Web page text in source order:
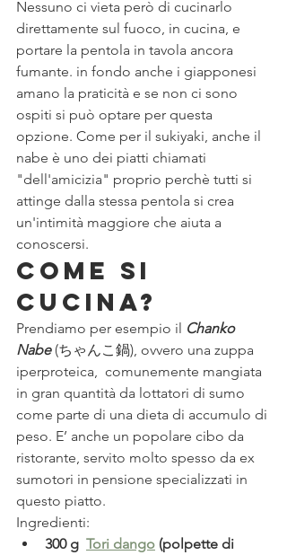
Nessuno ci vieta però di cucinarlo
direttamente sul fuoco, in cucina, e
portare la pentola in tavola ancora
fumante. in fondo anche i giapponesi
amano la praticità e se non ci sono
ospiti si può optare per questa
opzione. Come per il sukiyaki, anche il
nabe è uno dei piatti chiamati
"dell'amicizia" proprio perchè tutti si
attinge dalla stessa pentola si crea
un'intimità maggiore che aiuta a
conoscersi.
Come si
cucina?
Prendiamo per esempio il Chanko
Nabe (ちゃんこ鍋), ovvero una zuppa
iperproteica,  comunemente mangiata
in gran quantità da lottatori di sumo
come parte di una dieta di accumulo di
peso. E’ anche un popolare cibo da
ristorante, servito molto spesso da ex
sumotori in pensione specializzati in
questo piatto.
Ingredienti:
300 g Tori dango (polpette di